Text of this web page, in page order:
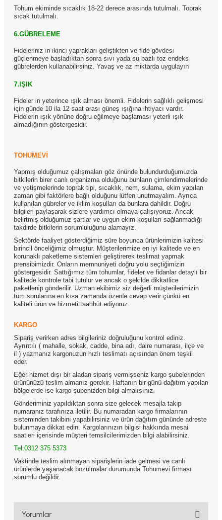
Tohum ekiminde sıcaklık 18-22 derece arasında tutulmalı. Toprak
sıcak tutulmalı.
6.GÜBRELEME
Fideleriniz in ikinci yaprakları geliştikten ve fide gövdesi
güçlenmeye başladıktan sonra sıvı yada su bazlı toz endeks
gübrelerden kullanabilirsiniz. Yavaş ve az miktarda uygulayın
7.IŞIK
Fideler in yeterince ışık alması önemli. Fidelerin sağlıklı gelişmesi
için günde 10 ila 12 saat arası güneş ışığına ihtiyacı vardır.
Fidelerin ışık yönüne doğru eğilmeye başlaması yeterli ışık
almadığının göstergesidir.
TOHUMEVİ
Yapmış olduğumuz çalışmaları göz önünde bulundurduğumuzda
bitkilerin birer canlı organizma olduğunu bunların çimlendirmelerinde
ve yetişmelerinde toprak tipi, sıcaklık, nem, sulama, ekim yapılan
zaman gibi faktörlere bağlı olduğunu lütfen unutmayalım. Ayrıca
kullanılan gübreler ve iklim koşulları da bunlara dahildir. Doğru
bilgileri paylaşarak sizlere yardımcı olmaya çalışıyoruz. Ancak
belirtmiş olduğumuz şartlar ve uygun ekim koşulları sağlanmadığı
takdirde bitkilerin sorumluluğunu alamayız.
Sektörde faaliyet gösterdiğimiz süre boyunca ürünlerimizin kalitesi
birincil önceliğimiz olmuştur. Müşterilerimize en iyi kalitede ve en
korunaklı paketleme sistemleri geliştirerek teslimat yapmak
prensibimizdir. Onların memnuniyeti doğru yolu seçtiğimizin
göstergesidir. Sattığımız tüm tohumlar, fideler ve fidanlar detaylı bir
kalitede kontrole tabi tutulur ve ancak o şekilde dikkatlice
paketlenip gönderilir. Uzman ekibimiz siz değerli müşterilerimizin
tüm sorularına en kısa zamanda özenle cevap verir çünkü en
kaliteli ürün ve hizmeti taahhüt ediyoruz.
KARGO
Sipariş verirken adres bilgileriniz doğruluğunu kontrol ediniz.
Ayrıntılı ( mahalle, sokak, cadde, bina adı, daire numarası, ilçe ve
il ) yazmanız kargonuzun hızlı teslimatı açısından önem teşkil
eder.
Eğer hizmet dışı bir aladan sipariş vermişseniz kargo şubelerinden
ürününüzü teslim almanız gerekir. Haftanın bir günü dağıtım yapılan
bölgelerde ise kargo şubenizden bilgi almalısınız.
Gönderiminiz yapıldıktan sonra size gelecek mesajla takip
numaranız tarafınıza iletilir. Bu numaradan kargo firmalarının
sisteminden takibini yapabilirsiniz ve ürün dağıtım gününde adreste
bulunmaya dikkat edin. Kargolarınızın bilgisi hakkında mesai
saatleri içerisinde müşteri temsilcilerimizden bilgi alabilirsiniz.
Tel:0312 375 5373
Vaktinde teslim alınmayan siparişlerin iade gelmesi ve canlı
ürünlerde yaşanacak bozulmalar durumunda Tohumevi firması
sorumlu değildir.
Yorumlar